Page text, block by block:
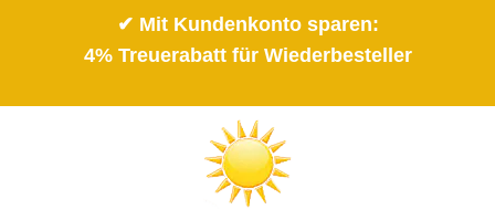
✔ Mit Kundenkonto sparen:
4% Treuerabatt für Wiederbesteller